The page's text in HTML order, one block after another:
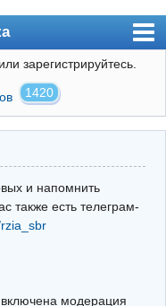
зарегистрируйтесь.
1420
и напомнить
также есть телеграм-
модерация